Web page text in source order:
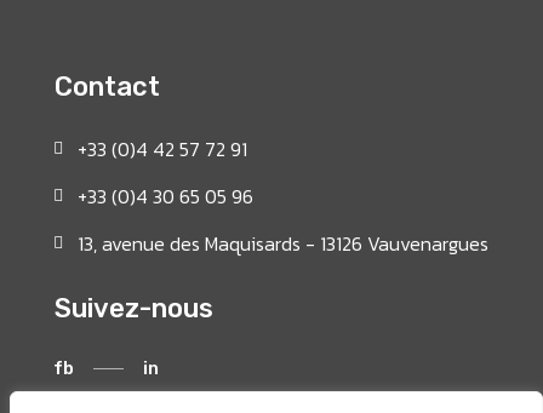
Contact
+33 (0)4 42 57 72 91
+33 (0)4 30 65 05 96
13, avenue des Maquisards - 13126 Vauvenargues
Suivez-nous
fb in